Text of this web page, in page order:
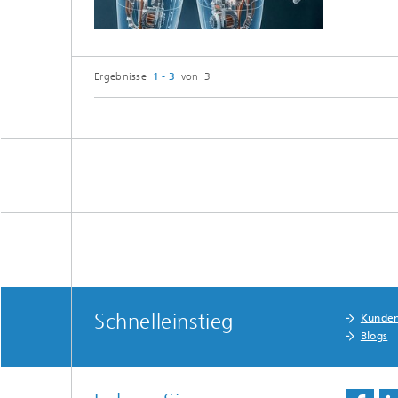
Ergebnisse 1 - 3 von 3
Schnelleinstieg
Blogs